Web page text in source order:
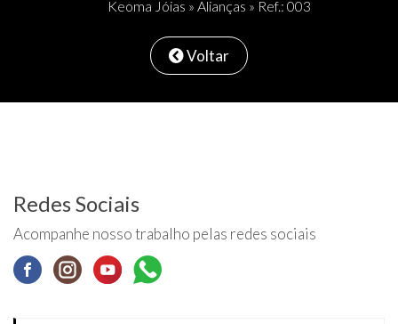
Keoma Jóias » Alianças » Ref.: 003
Voltar
Redes Sociais
Acompanhe nosso trabalho pelas redes sociais